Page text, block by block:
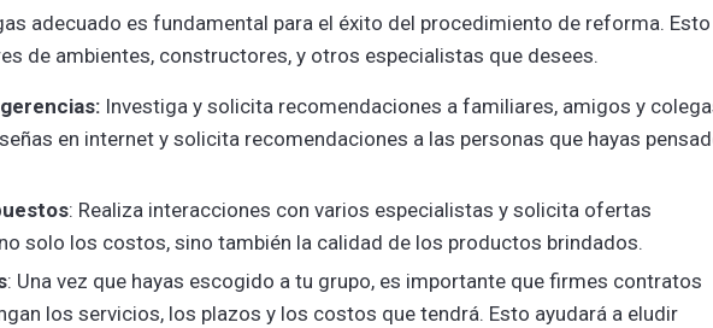
adecuado es fundamental para el éxito del procedimiento de reforma. Esto
de ambientes, constructores, y otros especialistas que desees.
Investiga y solicita recomendaciones a familiares, amigos y
en internet y solicita recomendaciones a las personas que hayas
: Realiza interacciones con varios especialistas y solicita ofertas
solo los costos, sino también la calidad de los productos brindados.
: Una vez que hayas escogido a tu grupo, es importante que firmes contratos
los servicios, los plazos y los costos que tendrá. Esto ayudará a eludir